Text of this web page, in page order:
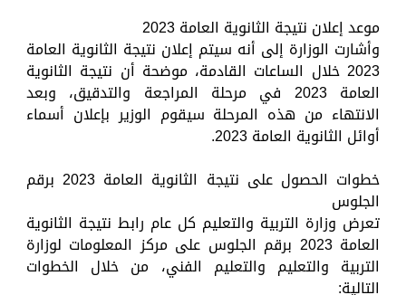
موعد إعلان نتيجة الثانوية العامة 2023
وأشارت الوزارة إلى أنه سيتم إعلان نتيجة الثانوية العامة
2023 خلال الساعات القادمة، موضحة أن نتيجة الثانوية
العامة 2023 في مرحلة المراجعة والتدقيق، وبعد
الانتهاء من هذه المرحلة سيقوم الوزير بإعلان أسماء
أوائل الثانوية العامة 2023.
خطوات الحصول على نتيجة الثانوية العامة 2023 برقم
الجلوس
تعرض وزارة التربية والتعليم كل عام رابط نتيجة الثانوية
العامة 2023 برقم الجلوس على مركز المعلومات لوزارة
التربية والتعليم والتعليم الفني، من خلال الخطوات
التالية: